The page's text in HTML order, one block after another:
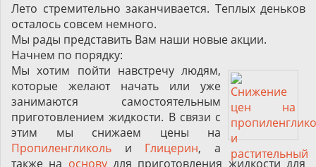
Лето стремительно заканчивается. Теплых деньков
осталось совсем немного.
Мы рады представить Вам наши новые акции.
Начнем по порядку:
Мы хотим пойти навстречу людям,
которые желают начать или уже
занимаются самостоятельным
приготовлением жидкости. В связи с
этим мы снижаем цены на
Пропиленгликоль и Глицерин, а
также на основудля приготовления жидкости для